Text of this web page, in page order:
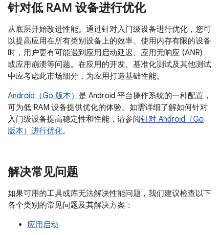
针对低 RAM 设备进行优化
从底层开始改进性能。通过针对入门级设备进行优化，您可
以提高应用在所有类别设备上的效率。使用内存有限的设备
时，用户更有可能遇到应用启动延迟、应用无响应 (ANR)
或应用崩溃等问题。在应用的开发、基准化测试及其他测试
中应考虑此市场细分，为应用打造基础性能。
Android（Go 版本） 是 Android 平台操作系统的一种配置，
可为低 RAM 设备提供优化的体验。如需详细了解如何针对
入门级设备提高稳定性和性能，请参阅针对 Android（Go
版本）进行优化。
解决常见问题
如果可用的工具或库无法解决性能问题，我们建议检查以下
各个类别的常见问题及其解决方案：
应用启动